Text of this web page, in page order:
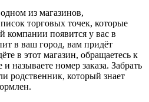
из магазинов,
торговых точек, которые
компании появится у вас в
в ваш город, вам придёт
в этот магазин, обращаетесь к
называете номер заказа. Забрать
родственник, который знает